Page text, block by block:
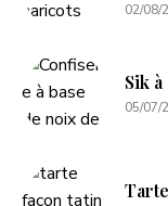
02/08/
Sik
05/07/